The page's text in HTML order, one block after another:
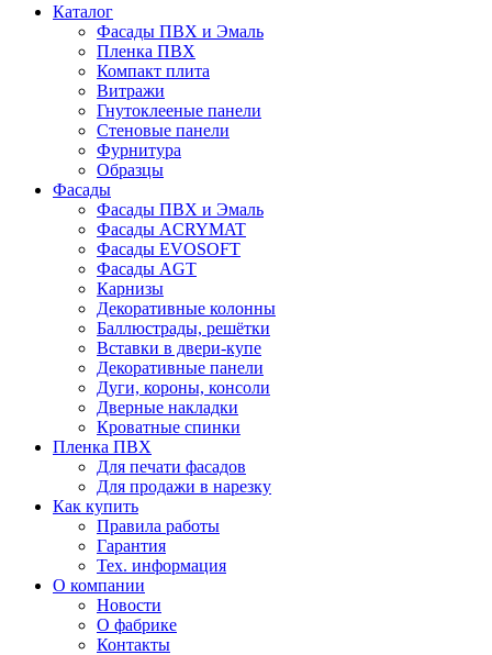
Каталог
Фасады ПВХ и Эмаль
Пленка ПВХ
Компакт плита
Витражи
Гнутоклееные панели
Стеновые панели
Фурнитура
Образцы
Фасады
Фасады ПВХ и Эмаль
Фасады ACRYMAT
Фасады EVOSOFT
Фасады AGT
Карнизы
Декоративные колонны
Баллюстрады, решётки
Вставки в двери-купе
Декоративные панели
Дуги, короны, консоли
Дверные накладки
Кроватные спинки
Пленка ПВХ
Для печати фасадов
Для продажи в нарезку
Как купить
Правила работы
Гарантия
Тех. информация
О компании
Новости
О фабрике
Контакты